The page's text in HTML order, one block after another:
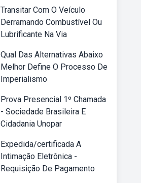
Transitar Com O Veículo
Derramando Combustível Ou
Lubrificante Na Via
Qual Das Alternativas Abaixo
Melhor Define O Processo De
Imperialismo
Prova Presencial 1º Chamada
- Sociedade Brasileira E
Cidadania Unopar
Expedida/certificada A
Intimação Eletrônica -
Requisição De Pagamento